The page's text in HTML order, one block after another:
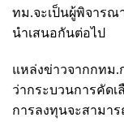
ทม.จะเป็นผู้พิจารณ
นำเสนอกันต่อไป
แหล่งข่าวจากกทม.
ว่ากระบวนการคัด
การลงทุนจะสามา